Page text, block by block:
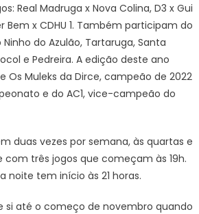
Real Madruga x Nova Colina, D3 x Gui
Bem x CDHU 1. Também participam do
do Azulão, Tartaruga, Santa
e Pedreira. A edição deste ano
Os Muleks da Dirce, campeão de 2022
e do AC1, vice-campeão do
duas vezes por semana, às quartas e
com três jogos que começam às 19h.
noite tem início às 21 horas.
si até o começo de novembro quando